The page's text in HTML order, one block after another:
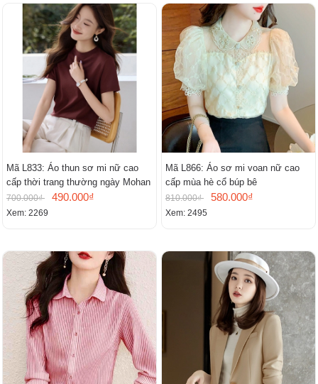
Mã L833: Áo thun sơ mi nữ cao
cấp thời trang thường ngày Mohan
700.000₫ 490.000₫
Xem: 2269
Mã L866: Áo sơ mi voan nữ cao
cấp mùa hè cổ búp bê
810.000₫ 580.000₫
Xem: 2495